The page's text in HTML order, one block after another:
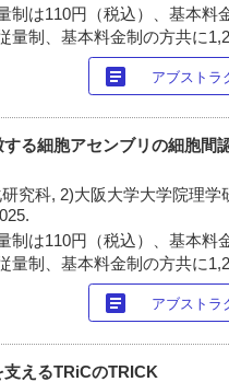
制は110円（税込）、基本料
量制、基本料金制の方共に
article アブストラ
る細胞アセンブリの細胞間
究科, 2)大阪大学大学院理学
制は110円（税込）、基本料
量制、基本料金制の方共に
article アブストラ
えるTRiCのTRICK